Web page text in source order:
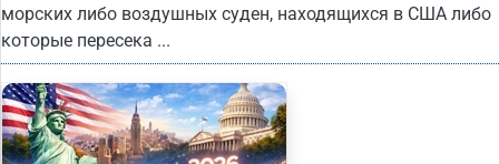
морских либо воздушных суден, находящихся в США либо
которые пересека ...